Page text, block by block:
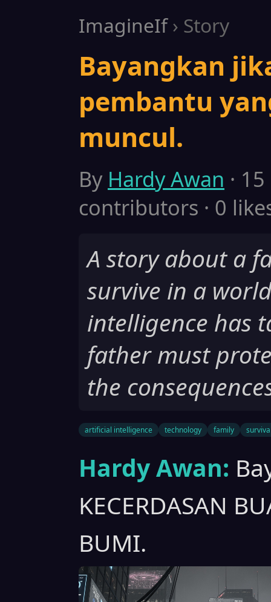
ImagineIf› Story
Bayangkan
pembantu
muncul.
By Hardy Awan ·
contributors · 0
A story about a
survive in a
intelligence has
father must
the
artificial intelligence technology family
Hardy Awan:
KECERDASAN
BUMI.